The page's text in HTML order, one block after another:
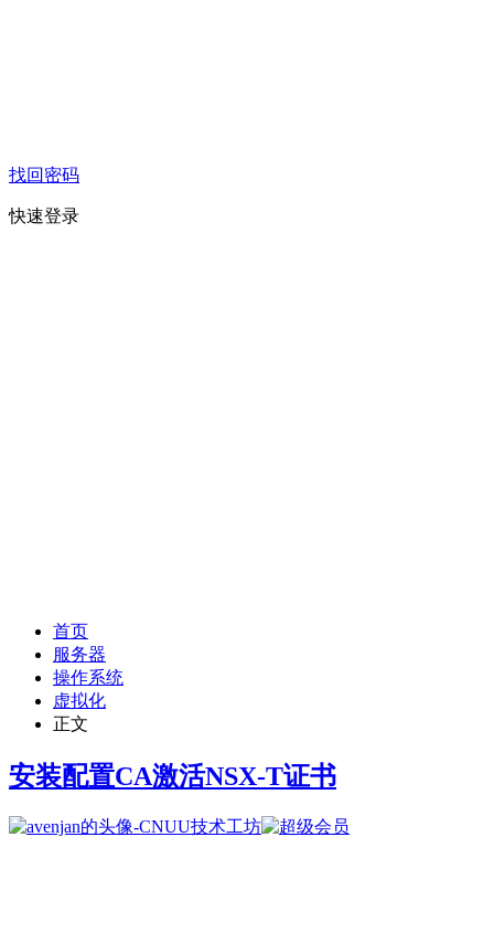
找回密码
快速登录
首页
服务器
操作系统
虚拟化
正文
安装配置CA激活NSX-T证书